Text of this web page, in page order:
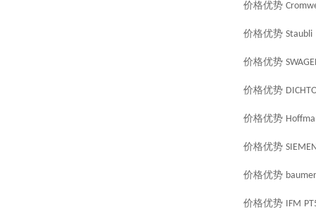
价格优势
价格优势 Staubli
价格优势
价格优势
价格优势
价格优势
价格优势 baumer
价格优势 IFM